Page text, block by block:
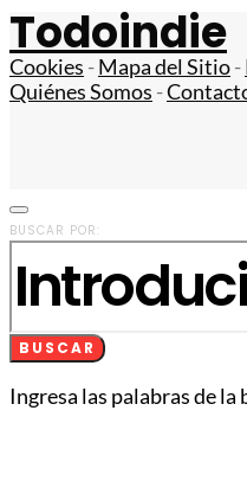
Todoindie
Cookies -Mapa del Sitio-
Quiénes Somos -
BUSCAR POR:
BUSCAR
Ingresa las palabras de la